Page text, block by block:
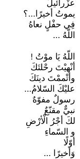
عزْرائيلُ
يموتُ أخيرًا...؟
فِي حفْلٍ نعاهُ
اللّهُ ...
اللّهُ يَا موْتُ !
أنْهيْتَ رحْلتَكَ
وأتْممْتَ دينَكَ
عليْكَ السّلامُ...
رسولٌ مفوّهٌ
نبيٌّ مقنّعٌ
لكَ أجْرُ الْأرْضِ
و السّماءِ
أوّلًا
وَأخيرًا ...